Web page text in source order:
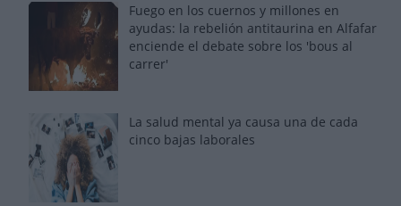
Fuego en los cuernos y millones en
ayudas: la rebelión antitaurina en Alfafar
enciende el debate sobre los 'bous al
carrer'
La salud mental ya causa una de cada
cinco bajas laborales